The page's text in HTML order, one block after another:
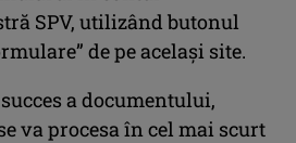
SPV, utilizând butonul
de pe același site.
a documentului,
va procesa în cel mai scurt